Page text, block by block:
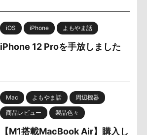
iOS iPhone よもやま話
iPhone 12 Proを手放しました
Mac よもやま話 周辺機器
商品レビュー 製品色々
【M1搭載MacBook Air】購入し